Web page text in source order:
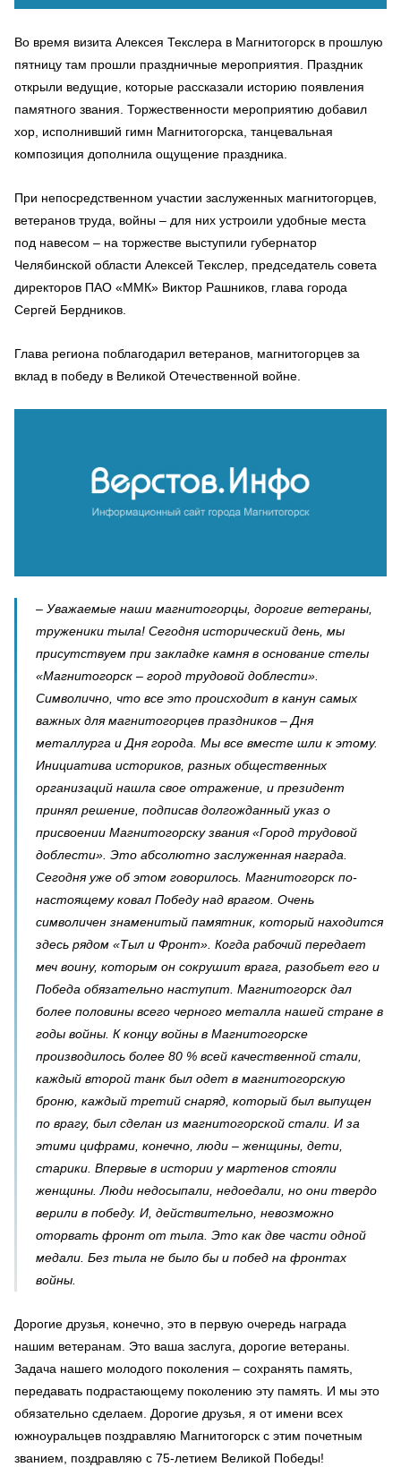
Во время визита Алексея Текслера в Магнитогорск в прошлую
пятницу там прошли праздничные мероприятия. Праздник
открыли ведущие, которые рассказали историю появления
памятного звания. Торжественности мероприятию добавил
хор, исполнивший гимн Магнитогорска, танцевальная
композиция дополнила ощущение праздника.
При непосредственном участии заслуженных магнитогорцев,
ветеранов труда, войны – для них устроили удобные места
под навесом – на торжестве выступили губернатор
Челябинской области Алексей Текслер, председатель совета
директоров ПАО «ММК» Виктор Рашников, глава города
Сергей Бердников.
Глава региона поблагодарил ветеранов, магнитогорцев за
вклад в победу в Великой Отечественной войне.
– Уважаемые наши магнитогорцы, дорогие ветераны,
труженики тыла! Сегодня исторический день, мы
присутствуем при закладке камня в основание стелы
«Магнитогорск – город трудовой доблести».
Символично, что все это происходит в канун самых
важных для магнитогорцев праздников – Дня
металлурга и Дня города. Мы все вместе шли к этому.
Инициатива историков, разных общественных
организаций нашла свое отражение, и президент
принял решение, подписав долгожданный указ о
присвоении Магнитогорску звания «Город трудовой
доблести». Это абсолютно заслуженная награда.
Сегодня уже об этом говорилось. Магнитогорск по-
настоящему ковал Победу над врагом. Очень
символичен знаменитый памятник, который находится
здесь рядом «Тыл и Фронт». Когда рабочий передает
меч воину, которым он сокрушит врага, разобьет его и
Победа обязательно наступит. Магнитогорск дал
более половины всего черного металла нашей стране в
годы войны. К концу войны в Магнитогорске
производилось более 80 % всей качественной стали,
каждый второй танк был одет в магнитогорскую
броню, каждый третий снаряд, который был выпущен
по врагу, был сделан из магнитогорской стали. И за
этими цифрами, конечно, люди – женщины, дети,
старики. Впервые в истории у мартенов стояли
женщины. Люди недосыпали, недоедали, но они твердо
верили в победу. И, действительно, невозможно
оторвать фронт от тыла. Это как две части одной
медали. Без тыла не было бы и побед на фронтах
войны.
Дорогие друзья, конечно, это в первую очередь награда
нашим ветеранам. Это ваша заслуга, дорогие ветераны.
Задача нашего молодого поколения – сохранять память,
передавать подрастающему поколению эту память. И мы это
обязательно сделаем. Дорогие друзья, я от имени всех
южноуральцев поздравляю Магнитогорск с этим почетным
званием, поздравляю с 75-летием Великой Победы!